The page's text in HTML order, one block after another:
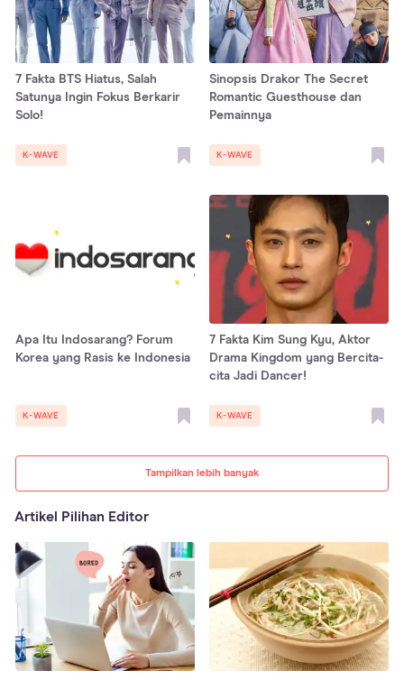
Tampilkan lebih banyak
7 Fakta BTS Hiatus, Salah
Satunya Ingin Fokus Berkarir
Solo!
K-WAVE
Sinopsis Drakor The Secret
Romantic Guesthouse dan
Pemainnya
K-WAVE
Apa Itu Indosarang? Forum
Korea yang Rasis ke Indonesia
K-WAVE
7 Fakta Kim Sung Kyu, Aktor
Drama Kingdom yang Bercita-
cita Jadi Dancer!
K-WAVE
Artikel Pilihan Editor